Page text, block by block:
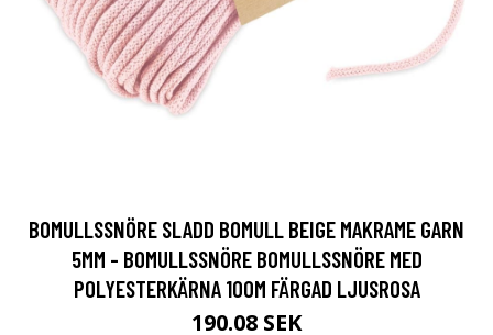
BOMULLSSNÖRE SLADD BOMULL BEIGE MAKRAME GARN
5MM - BOMULLSSNÖRE BOMULLSSNÖRE MED
POLYESTERKÄRNA 100M FÄRGAD LJUSROSA
190.08 SEK